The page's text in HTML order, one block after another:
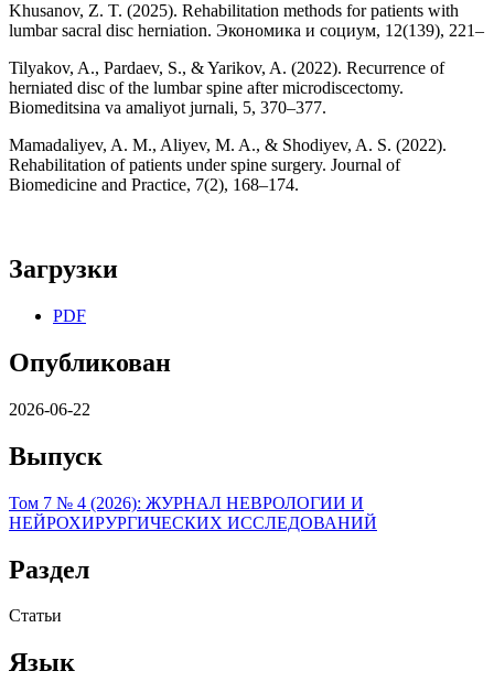
Khusanov, Z. T. (2025). Rehabilitation methods for patients with
lumbar sacral disc herniation. Экономика и социум, 12(139), 221–
Tilyakov, A., Pardaev, S., & Yarikov, A. (2022). Recurrence of
herniated disc of the lumbar spine after microdiscectomy.
Biomeditsina va amaliyot jurnali, 5, 370–377.
Mamadaliyev, A. M., Aliyev, M. A., & Shodiyev, A. S. (2022).
Rehabilitation of patients under spine surgery. Journal of
Biomedicine and Practice, 7(2), 168–174.
Загрузки
PDF
Опубликован
2026-06-22
Выпуск
Том 7 № 4 (2026): ЖУРНАЛ НЕВРОЛОГИИ И
НЕЙРОХИРУРГИЧЕСКИХ ИССЛЕДОВАНИЙ
Раздел
Статьи
Язык